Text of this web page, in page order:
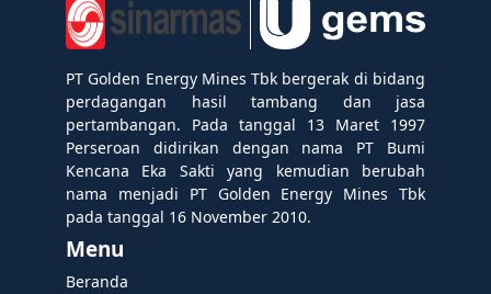
PT Golden Energy Mines Tbk bergerak di bidang
perdagangan hasil tambang dan jasa
pertambangan. Pada tanggal 13 Maret 1997
Perseroan didirikan dengan nama PT Bumi
Kencana Eka Sakti yang kemudian berubah
nama menjadi PT Golden Energy Mines Tbk
pada tanggal 16 November 2010.
Menu
Beranda